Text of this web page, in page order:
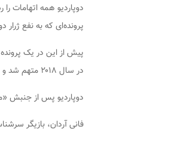
دوپاردیو همه اتهامات
پرونده‌ای که به نفع ژرار
در سال ۲۰۱۸ متهم شد و تابستان پیش دفتر دادستانی پاریس در کیفرخواست نهایی درخواست محاکمه وی را کرد.
دوپاردیو پس از جنبش «می تو» در فرانسه،
فانی آردان، بازیگر